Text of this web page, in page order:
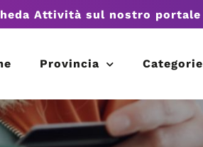
Attività sul nostro portale
Provincia Categorie